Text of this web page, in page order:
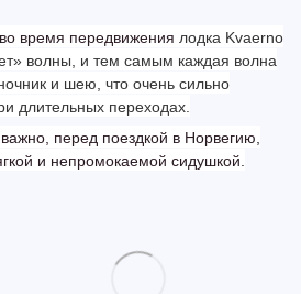
время передвижения лодка Kvaerno
волны, и тем самым каждая волна
и шею, что очень сильно
длительных переходах.
перед поездкой в Норвегию,
и непромокаемой сидушкой.